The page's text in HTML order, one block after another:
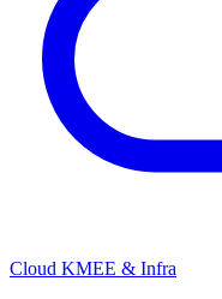
Cloud KMEE & Infra